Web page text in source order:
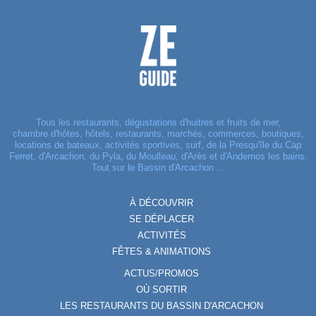
Tous les restaurants, dégustations d'huitres et fruits de mer,
chambre d'hôtes, hôtels, restaurants, marchés, commerces, boutiques,
locations de bateaux, activités sportives, surf, de la Presqu'île du Cap
Ferret, d'Arcachon, du Pyla, du Moulleau, d'Arès et d'Andernos les bains.
Tout sur le Bassin d'Arcachon ...
À DÉCOUVRIR
SE DÉPLACER
ACTIVITÉS
FÊTES & ANIMATIONS
ACTUS/PROMOS
OÙ SORTIR
LES RESTAURANTS DU BASSIN D'ARCACHON